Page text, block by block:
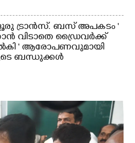
ട്രാൻസ്. ബസ് അപകടം '
വിടാതെ ഡ്രൈ​വ​ർ​ക്ക്
' ആരോപണവുമായി
ബന്ധുക്കൾ